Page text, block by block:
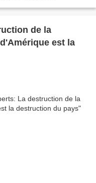
de la
est la